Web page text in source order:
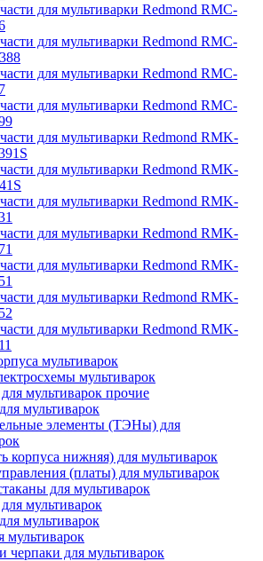
для мультиварки Redmond RMC-
для мультиварки Redmond RMC-
для мультиварки Redmond RMC-
для мультиварки Redmond RMC-
для мультиварки Redmond RMK-
для мультиварки Redmond RMK-
для мультиварки Redmond RMK-
для мультиварки Redmond RMK-
для мультиварки Redmond RMK-
для мультиварки Redmond RMK-
для мультиварки Redmond RMK-
мультиварок
мультиварок
мультиварок прочие
мультиварок
элементы (ТЭНы) для
корпуса нижняя) для мультиварок
(платы) для мультиварок
для мультиварок
мультиварок
мультиварок
мультиварок
черпаки для мультиварок